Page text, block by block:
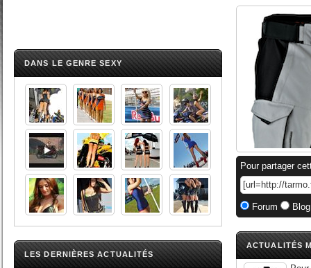
DANS LE GENRE SEXY
LES DERNIÈRES ACTUALITÉS
Pour partager
Forum
ACTUALITÉS